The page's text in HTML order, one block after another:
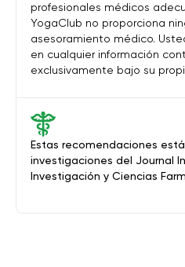
Estas recomendaciones
investigaciones del Journal
Investigación y Ciencias
profesionales médicos
YogaClub no proporciona
asesoramiento médico.
en cualquier información
exclusivamente bajo su